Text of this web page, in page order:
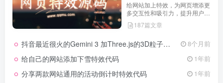
给网站加上特效，为网页增添更
多交互性和吸引力，提升用户体
验 187篇文章
抖音最近很火的Gemini 3 加Three.js的3D粒子交互代码 共十三款 8个月前
给自己的网站添加下雪特效代码 1年前
分享两款网站通用的活动倒计时特效代码 1年前